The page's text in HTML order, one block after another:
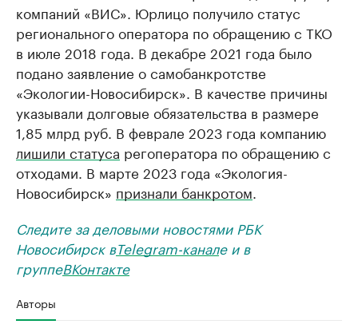
компаний «ВИС». Юрлицо получило статус
регионального оператора по обращению с ТКО
в июле 2018 года. В декабре 2021 года было
подано заявление о самобанкротстве
«Экологии-Новосибирск». В качестве причины
указывали долговые обязательства в размере
1,85 млрд руб. В феврале 2023 года компанию
лишили статуса регоператора по обращению с
отходами. В марте 2023 года «Экология-
Новосибирск» признали банкротом
Следите за деловыми новостями РБК
Новосибирск вTelegram-канале и в
группеВКонтакте
Авторы